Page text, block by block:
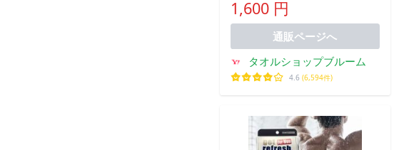
獲得 まとめ買い 泡立ち
1,600 円
通販ページへ
タオルショップブルーム
4.6 (6,594件)